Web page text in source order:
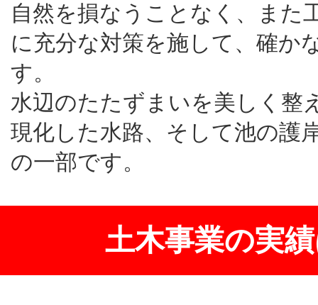
自然を損なうことなく、また
に充分な対策を施して、確か
す。
水辺のたたずまいを美しく整
現化した水路、そして池の護
の一部です。
土木事業の実